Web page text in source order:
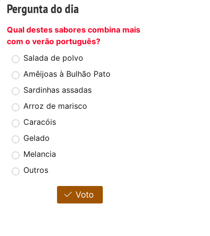
Pergunta do dia
Qual destes sabores combina mais
com o verão português?
Salada de polvo
Amêijoas à Bulhão Pato
Sardinhas assadas
Arroz de marisco
Caracóis
Gelado
Melancia
Outros
Voto